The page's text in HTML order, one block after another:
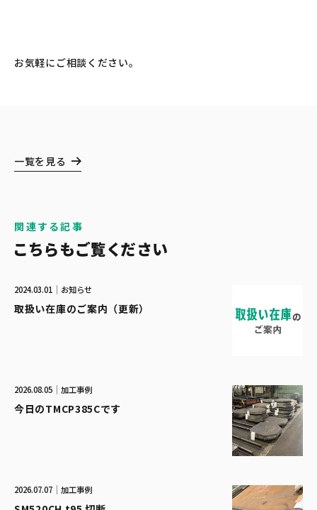
お気軽にご相談ください。
一覧を見る
関連する記事
こちらもご覧ください
2024.03.01 お知らせ
取扱い在庫のご案内（更新）
2026.08.05 加工事例
今日のTMCP385Cです
2026.07.07 加工事例